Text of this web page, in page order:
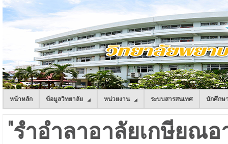
หน้าหลัก ข้อมูลวิทยาลัย หน่วยงาน ระบบสารสนเทศ นักศึกษ
"รำอำลาอาลัยเกษียณ